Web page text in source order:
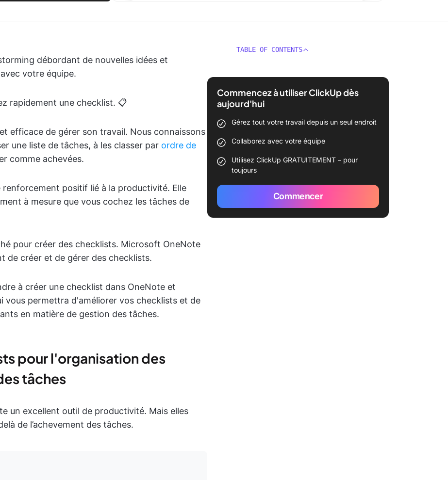
débordant de nouvelles idées et
votre équipe.
rapidement une checklist. 📋
efficace de gérer son travail. Nous connaissons
une liste de tâches, à les classer par ordre de
comme achevées.
positif lié à la productivité. Elle
à mesure que vous cochez les tâches de
pour créer des checklists. Microsoft OneNote
de créer et de gérer des checklists.
à créer une checklist dans OneNote et
vous permettra d'améliorer vos checklists et de
en matière de gestion des tâches.
pour l'organisation des
tâches
un excellent outil de productivité. Mais elles
de l’achevement des tâches.
TABLE OF CONTENTS
Commencez à utiliser ClickUp dès
aujourd'hui
Gérez tout votre travail depuis un seul endroit
Collaborez avec votre équipe
Utilisez ClickUp GRATUITEMENT – pour
toujours
Commencer